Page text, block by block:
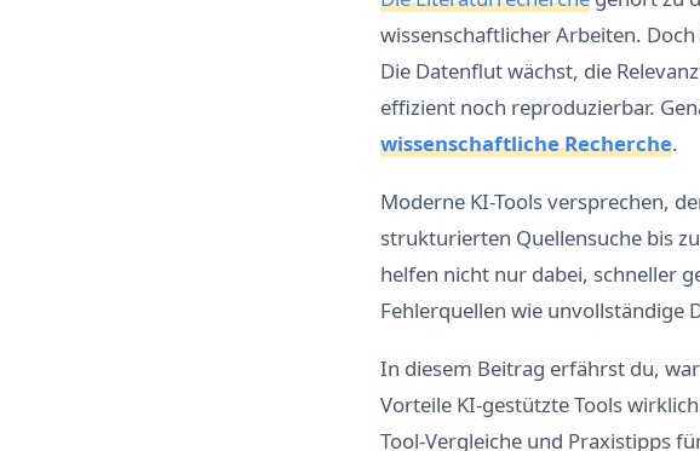
wissenschaftlicher Arbeiten.
Die Datenflut wächst, die
effizient noch reproduzierbar.
wissenschaftliche Recherche.
Moderne KI-Tools versprechen,
strukturierten Quellensuche bis
helfen nicht nur dabei, schneller
Fehlerquellen wie unvollständige
In diesem Beitrag erfährst du,
Vorteile KI-gestützte Tools
Tool-Vergleiche und Praxistipps